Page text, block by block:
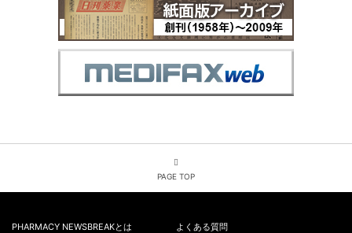
PAGE TOP
PHARMACY NEWSBREAKとは
よくある質問